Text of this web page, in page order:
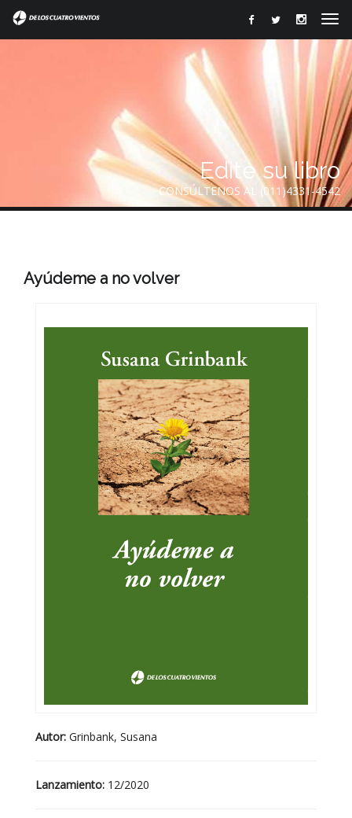
Edite su libro
CONSÚLTENOS AL (011)4331-4542
Ayúdeme a no volver
Autor: Grinbank, Susana
Lanzamiento: 12/2020